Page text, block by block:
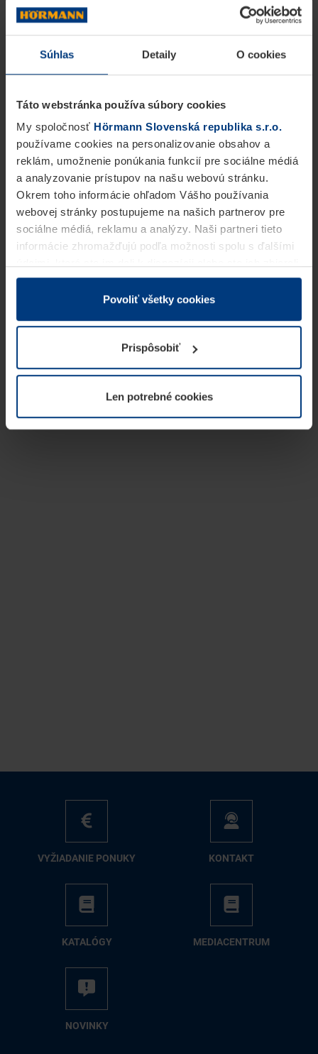
Súhlas Detaily O cookies
Táto webstránka používa súbory cookies
My spoločnosť Hörmann Slovenská republika s.r.o.
používame cookies na personalizovanie obsahov a
reklám, umožnenie ponúkania funkcií pre sociálne médiá
a analyzovanie prístupov na našu webovú stránku.
Okrem toho informácie ohľadom Vášho používania
webovej stránky postupujeme na našich partnerov pre
sociálne médiá, reklamu a analýzy. Naši partneri tieto
informácie zhromažďujú podľa možnosti spolu s ďalšími
v rámci Vášho využívania služieb.
Z právneho hľadiska môžeme cookies ukladať na Vašom
prevádzku tejto stránky. Pre všetky ostatné typy cookie
potrebujeme Vaše povolenie. Vaše povolenie môžete
kedykoľvek zmeniť alebo odvolať vo vysvetlení cookie
našej webovej stránky.
Povoliť všetky cookies
Prispôsobiť
Len potrebné cookies
VY­ŽIA­DA­NIE PO­NU­KY KON­TAKT
KA­TA­LÓ­GY ME­DIA­CEN­TRUM
NO­VIN­KY